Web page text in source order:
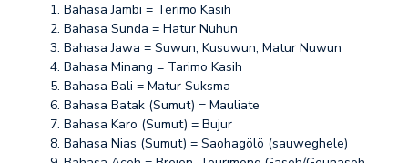
Bahasa Jambi = Terimo Kasih
Bahasa Sunda = Hatur Nuhun
Bahasa Jawa = Suwun, Kusuwun, Matur Nuwun
Bahasa Minang = Tarimo Kasih
Bahasa Bali = Matur Suksma
Bahasa Batak (Sumut) = Mauliate
Bahasa Karo (Sumut) = Bujur
Bahasa Nias (Sumut) = Saohagölö (sauweghele)